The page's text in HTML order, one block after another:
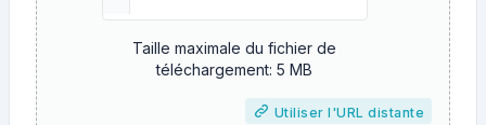
Taille maximale du fichier de
téléchargement: 5 MB
Utiliser l'URL distante